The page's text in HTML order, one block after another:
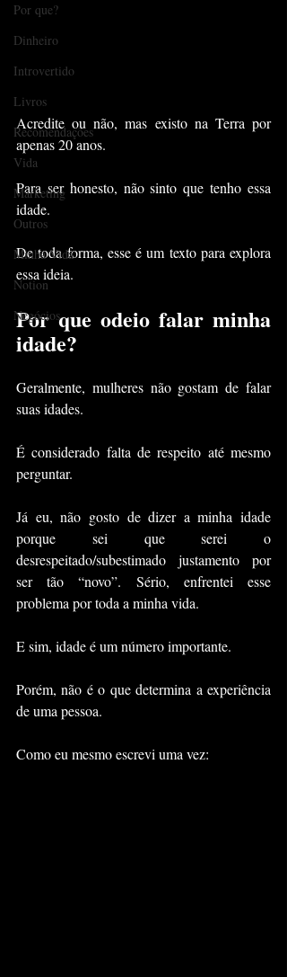
Por que?
Dinheiro
Introvertido
Livros
Recomendações
Vida
Marketing
Outros
Minha Vida
Notion
Negócios
Acredite ou não, mas existo na Terra por
apenas 20 anos.
Para ser honesto, não sinto que tenho essa
idade.
De toda forma, esse é um texto para explora
essa ideia.
Por que odeio falar minha
idade?
Geralmente, mulheres não gostam de falar
suas idades.
É considerado falta de respeito até mesmo
perguntar.
Já eu, não gosto de dizer a minha idade
porque sei que serei o
desrespeitado/subestimado justamento por
ser tão “novo”. Sério, enfrentei esse
problema por toda a minha vida.
E sim, idade é um número importante.
Porém, não é o que determina a experiência
de uma pessoa.
Como eu mesmo escrevi uma vez: